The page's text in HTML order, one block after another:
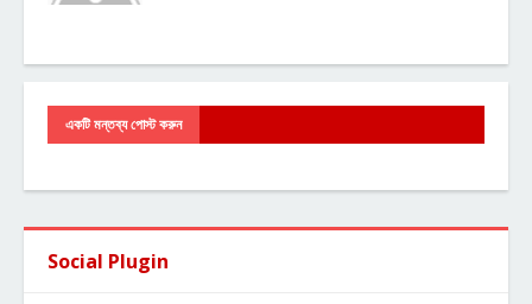
একটি মন্তব্য পোস্ট করুন
Social Plugin